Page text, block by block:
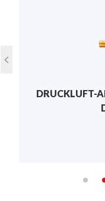
Keine
DRUCKLUFT-